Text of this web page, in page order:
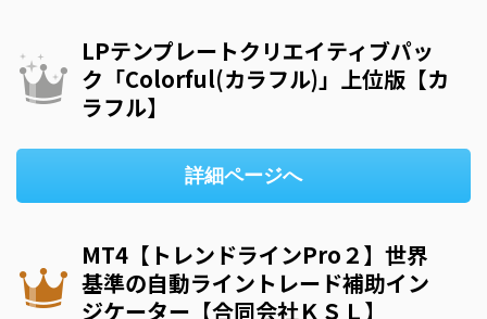
LPテンプレートクリエイティブパッ
ク「Colorful(カラフル)」上位版【カ
ラフル】
詳細ページへ
MT4【トレンドラインPro２】世界
基準の自動ライントレード補助イン
ジケーター【合同会社ＫＳＬ】